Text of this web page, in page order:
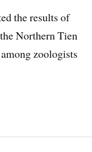
the results of
Northern Tien
zoologists